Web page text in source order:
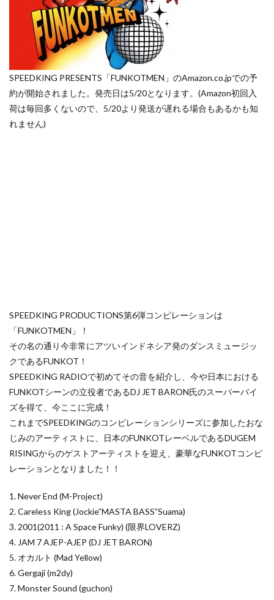
SPEEDKING PRESENTS「FUNKOTMEN」のAmazon.co.jpでの予
約が開始されました。発売日は5/20となります。(Amazon初回入
荷は毎回多くないので、5/20より発送が遅れる場合もあるかも知
れません)
SPEEDKING PRODUCTIONS第6弾コンピレーションは
「FUNKOTMEN」！
その名の通り今非常にアツいインドネシア発のダンスミュージッ
クであるFUNKOT！
SPEEDKING RADIOで初めてその音を紹介し、今や日本における
FUNKOTシーンの立役者であるDJ JET BARON氏のスーパーバイ
ズを得て、今ここに完成！
これまでSPEEDKINGのコンピレーションシリーズに参加したおな
じみのアーティストに、日本のFUNKOTレーベルであるDUGEM
RISINGからのゲストアーティストを迎え、豪華なFUNKOTコンピ
レーションとなりました！！
1. Never End (M-Project)
2. Careless King (Jockie”MASTA BASS”Suama)
3. 2001(2011 : A Space Funky) (限界LOVERZ)
4. JAM 7 AJEP-AJEP (DJ JET BARON)
5. オカルト (Mad Yellow)
6. Gergaji (m2dy)
7. Monster Sound (guchon)